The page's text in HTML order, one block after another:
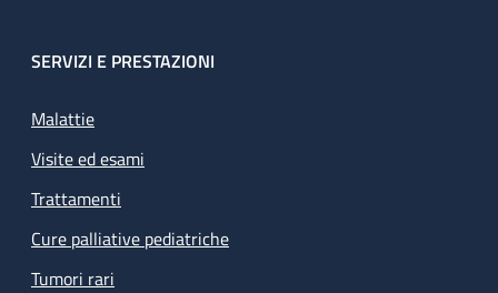
SERVIZI E PRESTAZIONI
Malattie
Visite ed esami
Trattamenti
Cure palliative pediatriche
Tumori rari